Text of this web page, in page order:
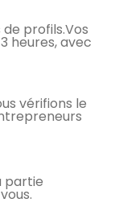
profils.Vos
heures, avec
vérifions le
partie